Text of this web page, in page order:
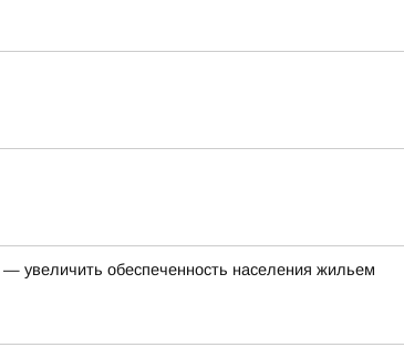
увеличить обеспеченность населения жильем